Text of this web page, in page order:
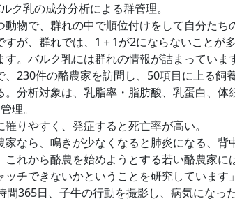
ク乳の成分分析による群管理。
物で、群れの中で順位付けをして自分たち
すが、群れでは、1＋1が2にならないことが
。バルク乳には群れの情報が詰まっていま
230件の酪農家を訪問し、50項目に上る飼
分析対象は、乳脂率・脂肪酸、乳蛋白、体
理。
りやすく、発症すると死亡率が高い。
なら、鳴きが少なくなると肺炎になる、背
これから酪農を始めようとする若い酪農家
チできないかということを研究しています」
365日、子牛の行動を撮影し、病気になっ